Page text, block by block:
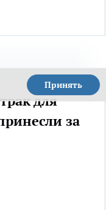
Принять
для
за